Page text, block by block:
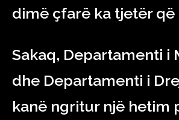
dimë çfarë ka tjetër që
Sakaq, Departamenti i
dhe Departamenti i
kanë ngritur një hetim